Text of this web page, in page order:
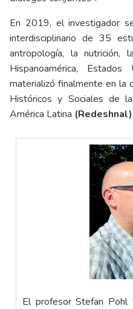
En 2019, el investigador
interdisciplinario de 35
antropología, la
Hispanoamérica,
materializó finalmente en la
Históricos y Sociales de
América Latina (Redeshnal).
El profesor Stefan Pohl